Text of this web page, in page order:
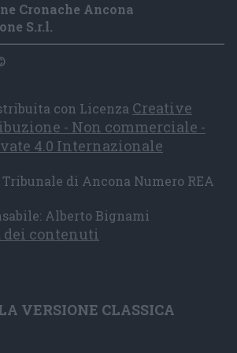
Cronache Ancona
S.r.l.
con Licenza Creative
- Non commerciale -
4.0 Internazionale
di Ancona Numero REA
Alberto Bignami
dei contenuti
VERSIONE CLASSICA